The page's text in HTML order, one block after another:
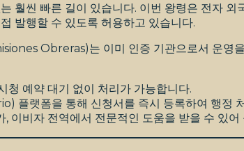
훨씬 빠른 길이 있습니다. 이번 왕령은 전자
발행할 수 있도록 허용하고 있습니다.
Obreras)는 이미 인증 기관으로서 운영
청 예약 대기 없이 처리가 가능합니다.
플랫폼을 통해 신청서를 즉시 등록하여 행정
, 이비자 전역에서 전문적인 도움을 받을 수 있